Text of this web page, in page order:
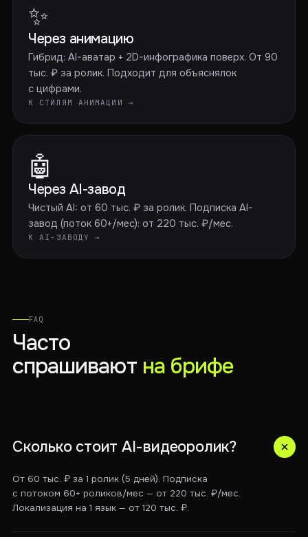
✨
Через анимацию
Гибрид: AI-аватар + 2D-инфографика поверх. От 90
тыс. ₽ за ролик. Подходит для объяснялок
с цифрами.
К СТИЛЯМ АНИМАЦИИ →
🤖
Через AI-завод
Чистый AI: от 60 тыс. ₽ за ролик. Подписка AI-
завод (поток 60+/мес): от 220 тыс. ₽/мес.
К AI-ЗАВОДУ →
FAQ
Часто
спрашивают на брифе
Сколько стоит AI-видеоролик?
От 60 тыс. ₽ за 1 ролик (5 дней). Подписка
с потоком 60+ роликов/мес — от 220 тыс. ₽/мес.
Локализация на 1 язык — от 120 тыс. ₽.